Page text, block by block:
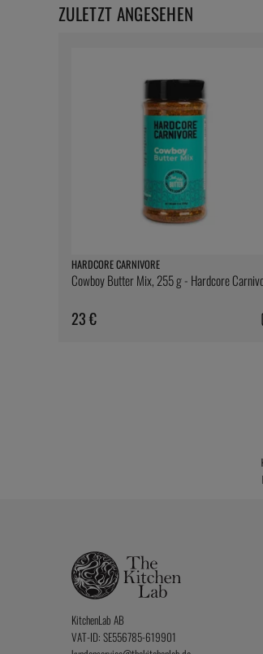
ZULETZT ANGESEHEN
HARDCORE CARNIVORE
Cowboy Butter Mix, 255 g - Hardcore
23 €
KitchenLab AB
VAT-ID: SE556785-619901